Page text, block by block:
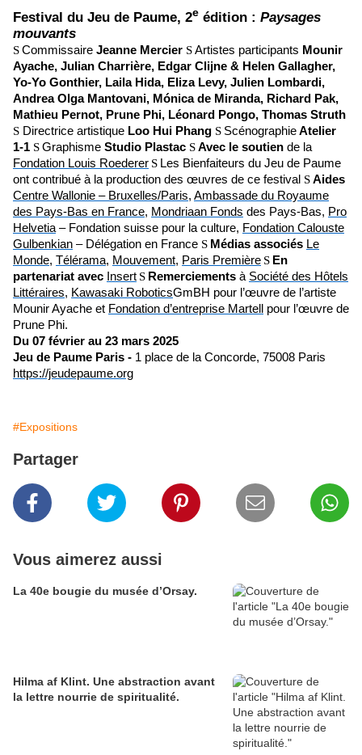
Festival du Jeu de Paume, 2e édition : Paysages
mouvants
SCommissaire Jeanne Mercier SArtistes participants Mounir
Ayache, Julian Charrière, Edgar Clijne & Helen Gallagher,
Yo-Yo Gonthier, Laila Hida, Eliza Levy, Julien Lombardi,
Andrea Olga Mantovani, Mónica de Miranda, Richard Pak,
Mathieu Pernot, Prune Phi, Léonard Pongo, Thomas Struth
S Directrice artistique Loo Hui Phang S ScénographieAtelier
1-1 SGraphisme Studio Plastac SAvec le soutien de la
Fondation Louis Roederer S Les Bienfaiteurs du Jeu de Paume
ont contribué à la production des œuvres de ce festival SAides
Centre Wallonie – Bruxelles/Paris, Ambassade du Royaume
des Pays-Bas en France, Mondriaan Fonds des Pays-Bas, Pro
Helvetia – Fondation suisse pour la culture, Fondation Calouste
Gulbenkian – Délégation en France S Médias associés Le
Monde, Télérama, Mouvement, Paris Première S En
partenariat avec Insert S Remerciements à Société des Hôtels
Littéraires, Kawasaki RoboticsGmBH pour l’œuvre de l’artiste
Mounir Ayache et Fondation d’entreprise Martell pour l’œuvre de
Prune Phi.
Du 07 février au 23 mars 2025
Jeu de Paume Paris - 1 place de la Concorde, 75008 Paris
https://jeudepaume.org
#Expositions
Partager
Vous aimerez aussi
La 40e bougie du musée d’Orsay.
Hilma af Klint. Une abstraction avant
la lettre nourrie de spiritualité.